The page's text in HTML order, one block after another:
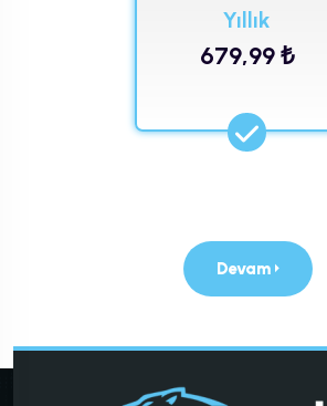
Yıllık
679,99 ₺
Devam